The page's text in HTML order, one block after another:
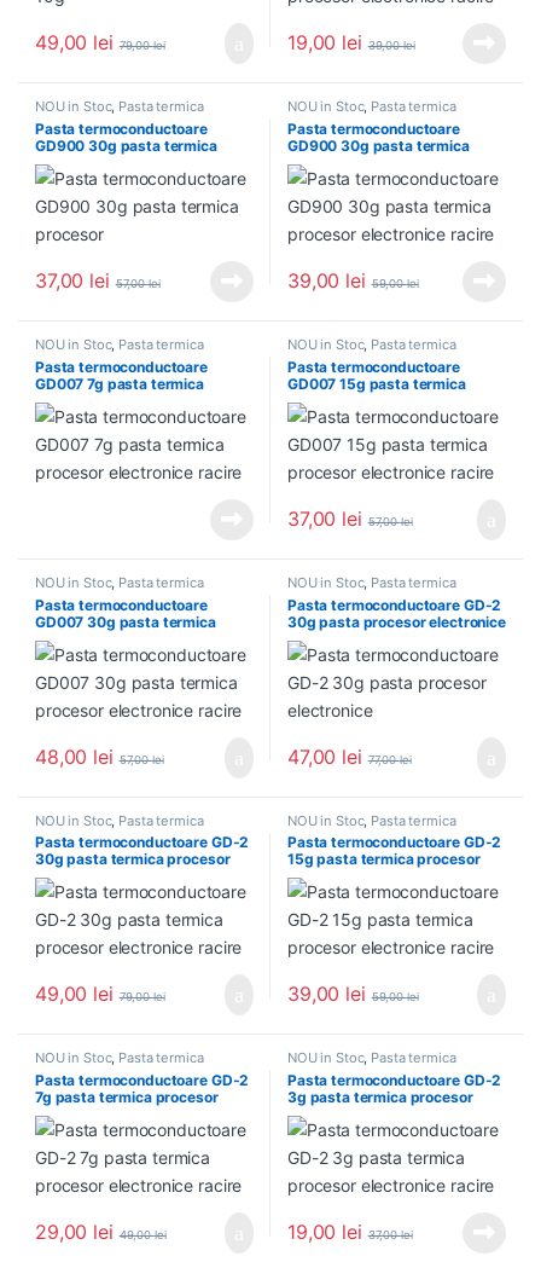
49,00 lei 79,00lei 19,00 lei 39,00lei
NOU in Stoc, Pasta termica
Pasta termoconductoare
GD900 30g pasta termica
procesor
37,00 lei 57,00lei
NOU in Stoc, Pasta termica
Pasta termoconductoare
GD900 30g pasta termica
procesor electronice racire
39,00 lei 59,00lei
NOU in Stoc, Pasta termica
Pasta termoconductoare
GD007 7g pasta termica
procesor electronice racire
NOU in Stoc, Pasta termica
Pasta termoconductoare
GD007 15g pasta termica
procesor electronice racire
37,00 lei 57,00lei
NOU in Stoc, Pasta termica
Pasta termoconductoare
GD007 30g pasta termica
procesor electronice racire
48,00 lei 57,00lei
NOU in Stoc, Pasta termica
Pasta termoconductoare GD-2
30g pasta procesor electronice
47,00 lei 77,00lei
NOU in Stoc, Pasta termica
Pasta termoconductoare GD-2
30g pasta termica procesor
electronice racire
49,00 lei 79,00lei
NOU in Stoc, Pasta termica
Pasta termoconductoare GD-2
15g pasta termica procesor
electronice racire
39,00 lei 59,00lei
NOU in Stoc, Pasta termica
Pasta termoconductoare GD-2
7g pasta termica procesor
electronice racire
29,00 lei 49,00lei
NOU in Stoc, Pasta termica
Pasta termoconductoare GD-2
3g pasta termica procesor
electronice racire
19,00 lei 37,00lei